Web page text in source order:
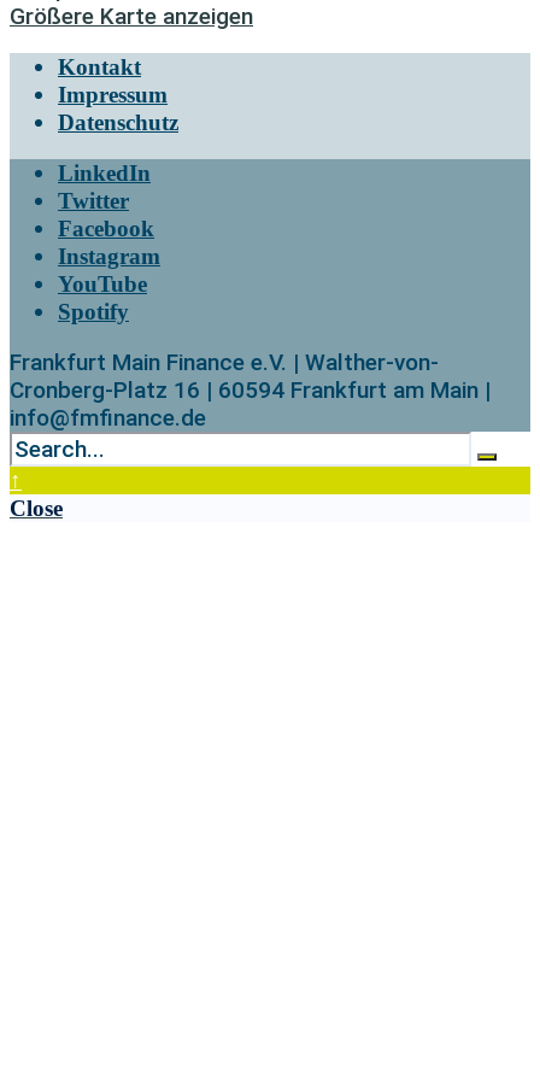
Größere Karte anzeigen
Kontakt
Impressum
Datenschutz
LinkedIn
Twitter
Facebook
Instagram
YouTube
Spotify
Frankfurt Main Finance e.V. | Walther-von-
Cronberg-Platz 16 | 60594 Frankfurt am Main |
info@fmfinance.de
↑
Close